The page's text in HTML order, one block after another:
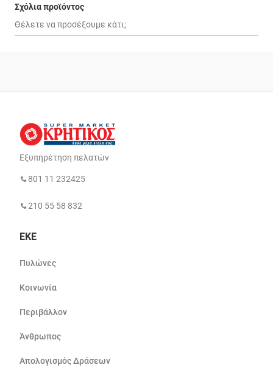
Σχόλια προϊόντος
Εξυπηρέτηση πελατών
801 11 232425
210 55 58 832
ΕΚΕ
Πυλώνες
Κοινωνία
Περιβάλλον
Άνθρωπος
Απολογισμός Δράσεων